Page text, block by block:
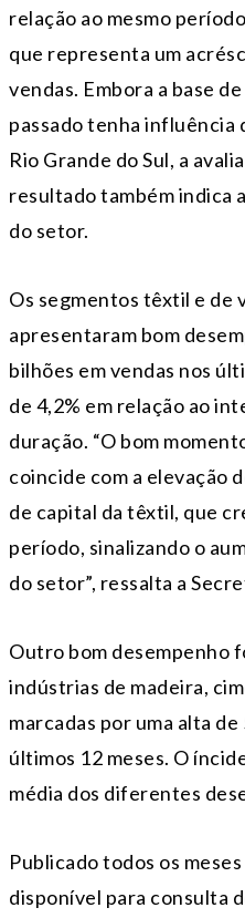
relação ao mesmo
que representa um
vendas. Embora a base
passado tenha influência
Rio Grande do Sul, a
resultado também indica
do setor.
Os segmentos têxtil e de
apresentaram bom
bilhões em vendas nos
de 4,2% em relação ao
duração. “O bom
coincide com a elevação
de capital da têxtil, que
período, sinalizando o
do setor”, ressalta a
Outro bom desempenho
indústrias de madeira,
marcadas por uma alta de
últimos 12 meses. O
média dos diferentes
Publicado todos os meses
disponível para consulta